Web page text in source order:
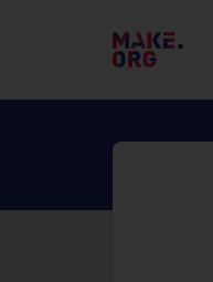
ALLER
À